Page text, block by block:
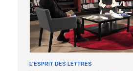
L'ESPRIT DES LETTRES